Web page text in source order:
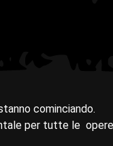
cominciando.
per tutte le